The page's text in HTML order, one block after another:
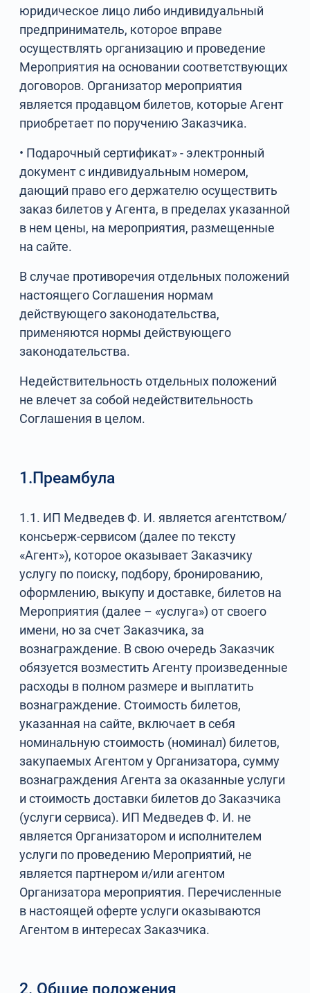
юридическое лицо либо индивидуальный
предприниматель, которое вправе
осуществлять организацию и проведение
Мероприятия на основании соответствующих
договоров. Организатор мероприятия
является продавцом билетов, которые Агент
приобретает по поручению Заказчика.
• Подарочный сертификат» - электронный
документ с индивидуальным номером,
дающий право его держателю осуществить
заказ билетов у Агента, в пределах указанной
в нем цены, на мероприятия, размещенные
на сайте.
В случае противоречия отдельных положений
настоящего Соглашения нормам
действующего законодательства,
применяются нормы действующего
законодательства.
Недействительность отдельных положений
не влечет за собой недействительность
Соглашения в целом.
1.Преамбула
1.1. ИП Медведев Ф. И. является агентством/
консьерж-сервисом (далее по тексту
«Агент»), которое оказывает Заказчику
услугу по поиску, подбору, бронированию,
оформлению, выкупу и доставке, билетов на
Мероприятия (далее – «услуга») от своего
имени, но за счет Заказчика, за
вознаграждение. В свою очередь Заказчик
обязуется возместить Агенту произведенные
расходы в полном размере и выплатить
вознаграждение. Стоимость билетов,
указанная на сайте, включает в себя
номинальную стоимость (номинал) билетов,
закупаемых Агентом у Организатора, сумму
вознаграждения Агента за оказанные услуги
и стоимость доставки билетов до Заказчика
(услуги сервиса). ИП Медведев Ф. И. не
является Организатором и исполнителем
услуги по проведению Мероприятий, не
является партнером и/или агентом
Организатора мероприятия. Перечисленные
в настоящей оферте услуги оказываются
Агентом в интересах Заказчика.
2. Общие положения